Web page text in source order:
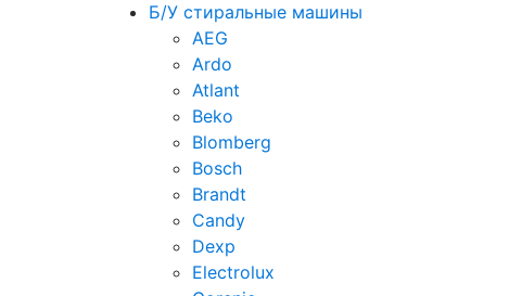
Б/У стиральные машины
AEG
Ardo
Atlant
Beko
Blomberg
Bosch
Brandt
Candy
Dexp
Electrolux